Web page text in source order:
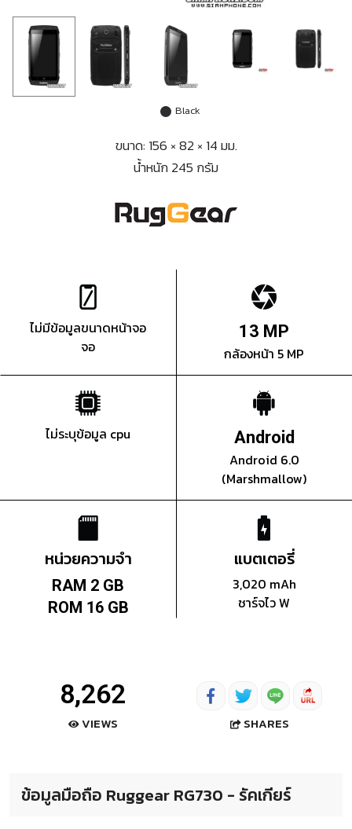
Black
ขนาด: 156 × 82 × 14 มม.
น้ำหนัก 245 กรัม
ไม่มีข้อมูลขนาดหน้าจอ
จอ
13 MP
กล้องหน้า 5 MP
ไม่ระบุข้อมูล cpu Android
Android 6.0
(Marshmallow)
หน่วยความจำ
RAM 2 GB
ROM 16 GB
แบตเตอรี่
3,020 mAh
ชาร์จไว W
8,262
VIEWS SHARES
ข้อมูลมือถือ Ruggear RG730 - รัคเกียร์